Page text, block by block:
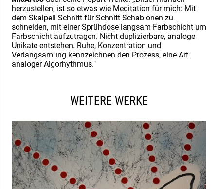
herzustellen, ist so etwas wie Meditation für mich: Mit
dem Skalpell Schnitt für Schnitt Schablonen zu
schneiden, mit einer Sprühdose langsam Farbschicht um
Farbschicht aufzutragen. Nicht duplizierbare, analoge
Unikate entstehen. Ruhe, Konzentration und
Verlangsamung kennzeichnen den Prozess, eine Art
analoger Algorhythmus."
WEITERE WERKE